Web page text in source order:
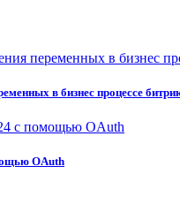
в бизнес процессе
OAuth